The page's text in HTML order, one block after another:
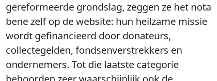
gereformeerde grondslag, zeggen ze het nota
bene zelf op de website: hun heilzame missie
wordt gefinancieerd door donateurs,
collectegelden, fondsenverstrekkers en
ondernemers. Tot die laatste categorie